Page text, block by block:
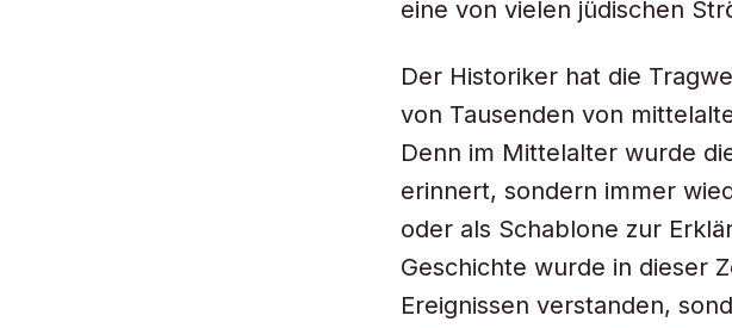
eine von vielen jüdischen
Der Historiker hat die
von Tausenden von
Denn im Mittelalter wurde
erinnert, sondern immer
oder als Schablone zur
Geschichte wurde in dieser
Ereignissen verstanden,